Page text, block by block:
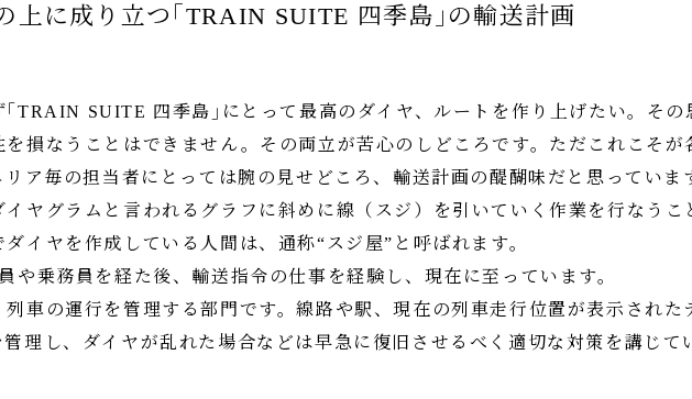
上に成り立つ｢TRAIN SUITE 四季島｣の輸送計画
｢TRAIN SUITE 四季島｣にとって最高のダイヤ、ルートを作り上げたい。その
損なうことはできません。その両立が苦心のしどころです。ただこれこそが
ア毎の担当者にとっては腕の見せどころ、輸送計画の醍醐味だと思っていま
ヤグラムと言われるグラフに斜めに線（スジ）を引いていく作業を行なうこ
イヤを作成している人間は、通称“スジ屋”と呼ばれます。
や乗務員を経た後、輸送指令の仕事を経験し、現在に至っています。
車の運行を管理する部門です。線路や駅、現在の列車走行位置が表示された
理し、ダイヤが乱れた場合などは早急に復旧させるべく適切な対策を講じて